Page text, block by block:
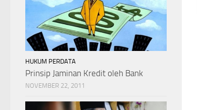
HUKUM PERDATA
Prinsip Jaminan Kredit oleh Bank
NOVEMBER 22, 2011